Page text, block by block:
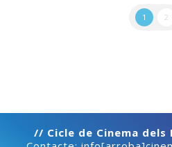
1 2
// Cicle de Cinema